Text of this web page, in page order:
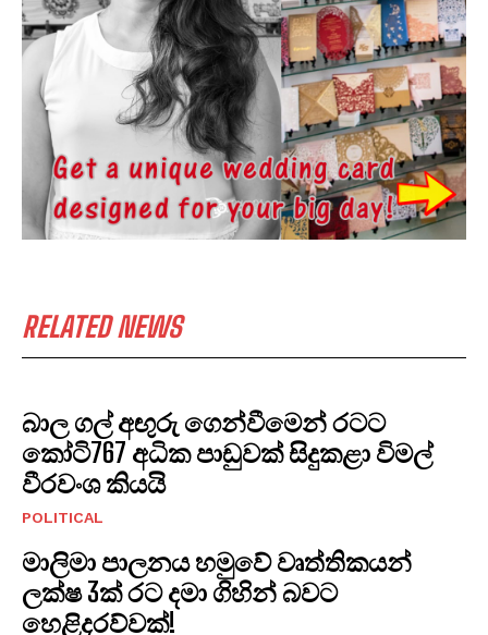
RELATED NEWS
බාල ගල් අඟුරු ගෙන්වීමෙන් රටට
කෝටි767 අධික පාඩුවක් සිදුකළා විමල්
වීරවංශ කියයි
POLITICAL
මාලිමා පාලනය හමුවේ වෘත්තිකයන්
ලක්ෂ 3ක් රට දමා ගිහින් බවට
හෙළිදරව්වක්!